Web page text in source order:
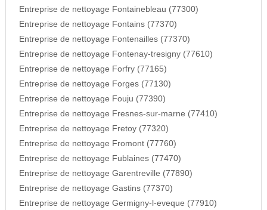
Entreprise de nettoyage Fontainebleau (77300)
Entreprise de nettoyage Fontains (77370)
Entreprise de nettoyage Fontenailles (77370)
Entreprise de nettoyage Fontenay-tresigny (77610)
Entreprise de nettoyage Forfry (77165)
Entreprise de nettoyage Forges (77130)
Entreprise de nettoyage Fouju (77390)
Entreprise de nettoyage Fresnes-sur-marne (77410)
Entreprise de nettoyage Fretoy (77320)
Entreprise de nettoyage Fromont (77760)
Entreprise de nettoyage Fublaines (77470)
Entreprise de nettoyage Garentreville (77890)
Entreprise de nettoyage Gastins (77370)
Entreprise de nettoyage Germigny-l-eveque (77910)